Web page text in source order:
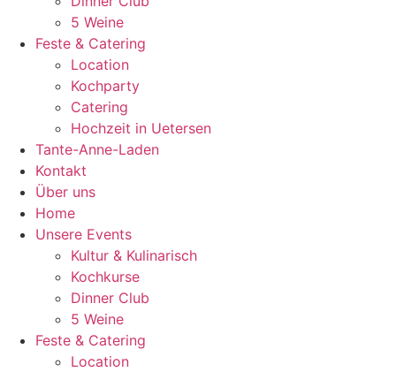
5 Weine
Feste & Catering
Location
Kochparty
Catering
Hochzeit in Uetersen
Tante-Anne-Laden
Kontakt
Über uns
Home
Unsere Events
Kultur & Kulinarisch
Kochkurse
Dinner Club
5 Weine
Feste & Catering
Location